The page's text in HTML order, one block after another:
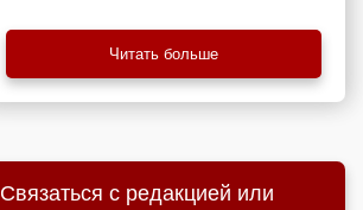
Читать больше
Связаться с редакцией или